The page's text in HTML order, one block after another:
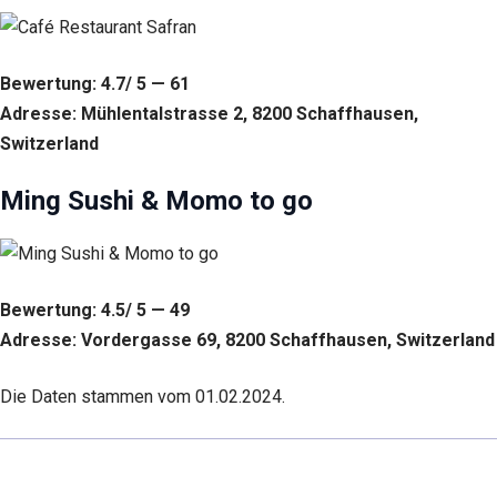
Bewertung: 4.7/ 5 — 61
Adresse: Mühlentalstrasse 2, 8200 Schaffhausen,
Switzerland
Ming Sushi & Momo to go
Bewertung: 4.5/ 5 — 49
Adresse: Vordergasse 69, 8200 Schaffhausen, Switzerland
Die Daten stammen vom 01.02.2024.
Website mitteilen,
Wahrscheinlichkeit,
personalisierte
Inhalte und
Angebote zu